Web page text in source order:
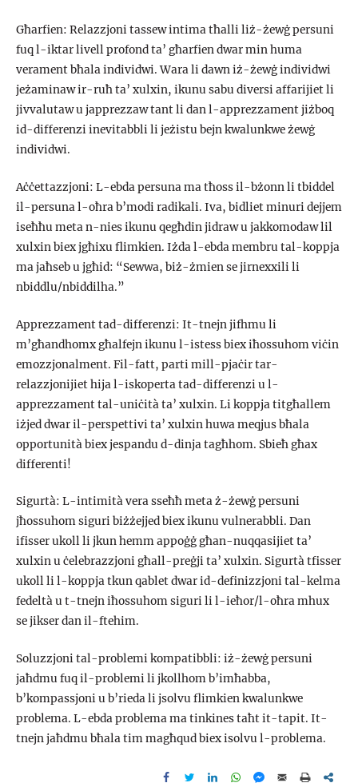
Għarfien: Relazzjoni tassew intima tħalli liż-żewġ persuni
fuq l-iktar livell profond ta’ għarfien dwar min huma
verament bħala individwi. Wara li dawn iż-żewġ individwi
jeżaminaw ir-ruħ ta’ xulxin, ikunu sabu diversi affarijiet li
jivvalutaw u japprezzaw tant li dan l-apprezzament jiżboq
id-differenzi inevitabbli li jeżistu bejn kwalunkwe żewġ
individwi.
Aċċettazzjoni: L-ebda persuna ma tħoss il-bżonn li tbiddel
il-persuna l-oħra b’modi radikali. Iva, bidliet minuri dejjem
iseħħu meta n-nies ikunu qegħdin jidraw u jakkomodaw lil
xulxin biex jgħixu flimkien. Iżda l-ebda membru tal-koppja
ma jaħseb u jgħid: “Sewwa, biż-żmien se jirnexxili li
nbiddlu/nbiddilha.”
Apprezzament tad-differenzi: It-tnejn jifhmu li
m’għandhomx għalfejn ikunu l-istess biex iħossuhom viċin
emozzjonalment. Fil-fatt, parti mill-pjaċir tar-
relazzjonijiet hija l-iskoperta tad-differenzi u l-
apprezzament tal-uniċità ta’ xulxin. Li koppja titgħallem
iżjed dwar il-perspettivi ta’ xulxin huwa meqjus bħala
opportunità biex jespandu d-dinja tagħhom. Sbieħ għax
differenti!
Sigurtà: L-intimità vera sseħħ meta ż-żewġ persuni
jħossuhom siguri biżżejjed biex ikunu vulnerabbli. Dan
ifisser ukoll li jkun hemm appoġġ għan-nuqqasijiet ta’
xulxin u ċelebrazzjoni għall-preġji ta’ xulxin. Sigurtà tfisser
ukoll li l-koppja tkun qablet dwar id-definizzjoni tal-kelma
fedeltà u t-tnejn iħossuhom siguri li l-ieħor/l-oħra mhux
se jikser dan il-ftehim.
Soluzzjoni tal-problemi kompatibbli: iż-żewġ persuni
jaħdmu fuq il-problemi li jkollhom b’imħabba,
b’kompassjoni u b’rieda li jsolvu flimkien kwalunkwe
problema. L-ebda problema ma tinkines taħt it-tapit. It-
tnejn jaħdmu bħala tim magħqud biex isolvu l-problema.